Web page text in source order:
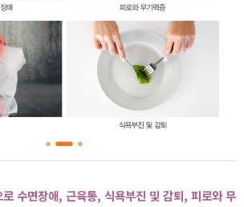
수면장애, 근육통, 식욕부진 및 감퇴, 피로와 무